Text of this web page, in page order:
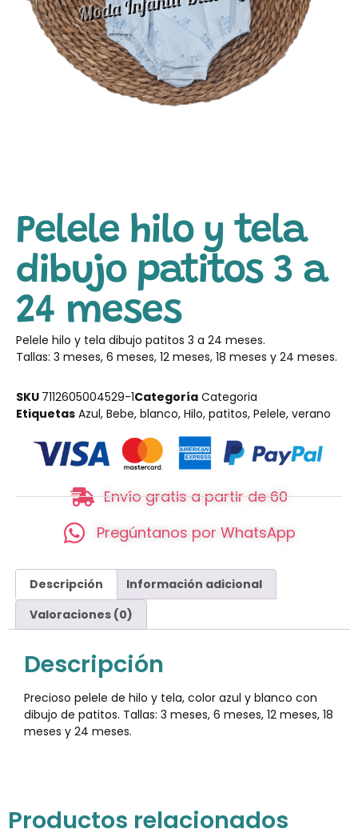
Pelele hilo y tela
dibujo patitos 3 a
24 meses
Pelele hilo y tela dibujo patitos 3 a 24 meses.
Tallas: 3 meses, 6 meses, 12 meses, 18 meses y 24 meses.
SKU 7112605004529-1Categoría Categoria
Etiquetas Azul, Bebe, blanco, Hilo, patitos, Pelele, verano
Envío gratis a partir de 60
Pregúntanos por WhatsApp
Descripción
Información adicional
Valoraciones (0)
Descripción
Precioso pelele de hilo y tela, color azul y blanco con
dibujo de patitos. Tallas: 3 meses, 6 meses, 12 meses, 18
meses y 24 meses.
Productos relacionados